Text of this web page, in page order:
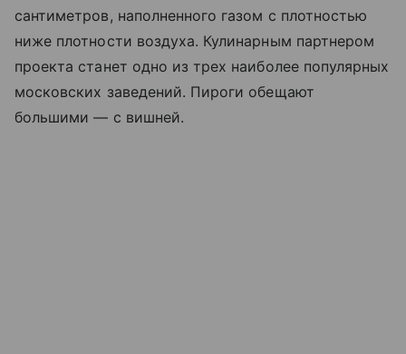
сантиметров, наполненного газом с плотностью
ниже плотности воздуха. Кулинарным партнером
проекта станет одно из трех наиболее популярных
московских заведений. Пироги обещают
большими — с вишней.